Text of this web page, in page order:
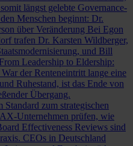
längst gelebte Governance-
Menschen beginnt: Dr.
über Veränderung Bei Egon
trafen Dr. Karsten Wildberger,
und Bill
From Leadership to Eldership:
War der Renteneintritt lange eine
Ruhestand, ist das Ende von
Übergang.
zum strategischen
Unternehmen prüfen, wie
Effectiveness Reviews sind
CEOs in Deutschland